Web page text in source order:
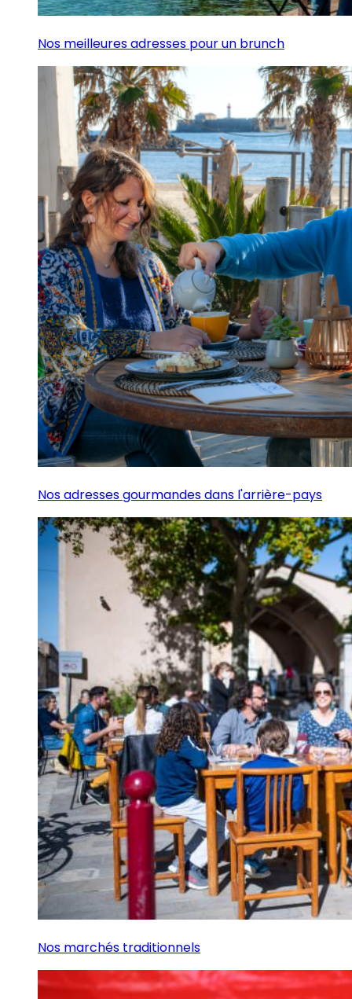
Nos meilleures adresses pour un brunch
Nos adresses gourmandes dans l'arrière-pays
Nos marchés traditionnels